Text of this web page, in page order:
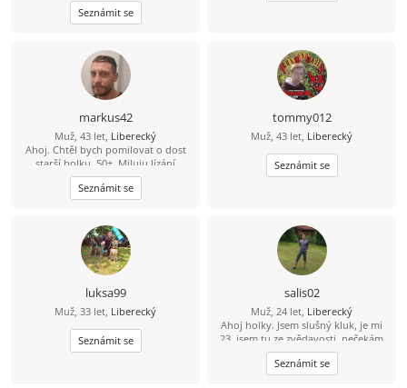
upřijmná, loajalni a bezdětna ktery
bude chtit časem založit rodinu.
moře a pomerne vsechno co život
nabizí.
Seznámit se
markus42
Muž, 43 let, Liberecký
Ahoj. Chtěl bych pomilovat o dost
starší holku, 50+. Miluju lízání
kundičky. Pokud mas zájem piš.
Seznámit se
tommy012
Muž, 43 let, Liberecký
Seznámit se
luksa99
Muž, 33 let, Liberecký
Seznámit se
salis02
Muž, 24 let, Liberecký
Ahoj holky. Jsem slušný kluk, je mi
23, jsem tu ze zvědavosti, nečekám
tu žádný zázraky, ale co kdyby.. Jinak
jsem až moc upřímný, jsem trošku
jinej ale v pohodě. Sama poznáš až
Seznámit se